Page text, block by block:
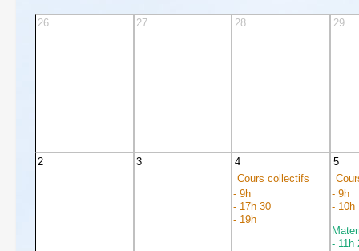
26 27 28 29
2 3
4
Cours collectifs
- 9h
- 17h 30
- 19h
5
- 9h
- 10h
- 11h